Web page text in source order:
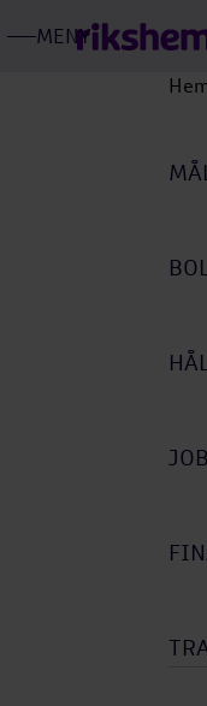
MENY
ÖPPNA